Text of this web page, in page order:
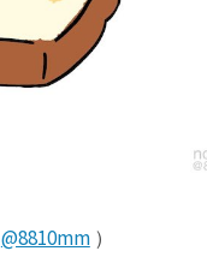
@8810mm）